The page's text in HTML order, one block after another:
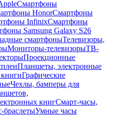
Смартфоны
HonorСмартфоны
InfinixСмартфоны
Samsung Galaxy S26
смартфоныТелевизоры,
Мониторы-телевизорыТВ-
Проекционные
Планшеты, электронные
Графические
Чехлы, бамперы для
книгСмарт-часы,
браслетыУмные часы